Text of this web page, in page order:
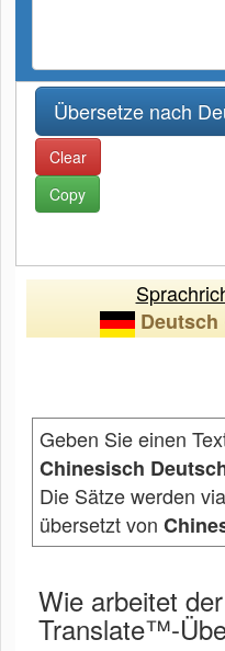
Clear
Copy
Deutsch
Geben Sie einen
Chinesisch
Die Sätze werden via
übersetzt von
Wie arbeitet
Translate™-